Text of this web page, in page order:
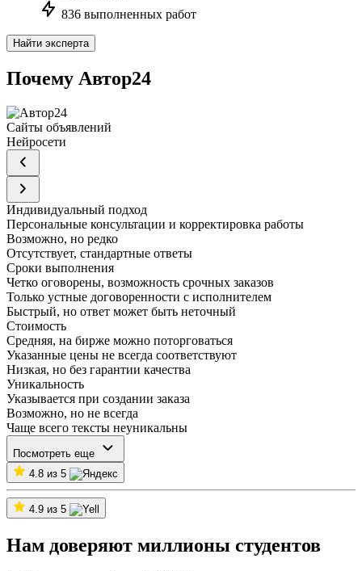
836 выполненных работ
Найти эксперта
Почему Автор24
Сайты объявлений
Нейросети
Индивидуальный подход
Персональные консультации и корректировка работы
Возможно, но редко
Отсутствует, стандартные ответы
Сроки выполнения
Четко оговорены, возможность срочных заказов
Только устные договоренности с исполнителем
Быстрый, но ответ может быть неточный
Стоимость
Средняя, на бирже можно поторговаться
Указанные цены не всегда соответствуют
Низкая, но без гарантии качества
Уникальность
Указывается при создании заказа
Возможно, но не всегда
Чаще всего тексты неуникальны
Посмотреть еще
4.8 из 5
4.9 из 5
Нам доверяют миллионы студентов